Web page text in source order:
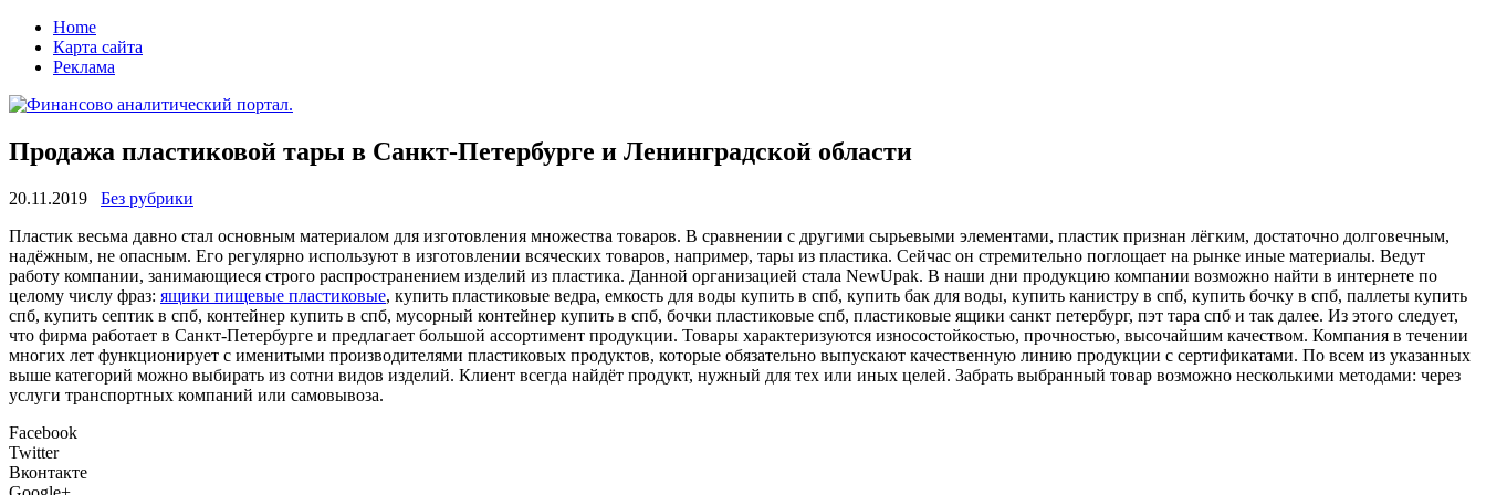
Home
Карта сайта
Реклама
Продажа пластиковой тары в Санкт-Петербурге и Ленинградской области
20.11.2019
Без рубрики
Плaстик вeсьмa давно стал основным материалом для изготовления множества товаров. В сравнении с другими сырьевыми элементами, пластик признан лёгким, достаточно долговечным,
надёжным, не опасным. Его регулярно используют в изготовлении всяческих товаров, например, тары из пластика. Сейчас он стремительно поглощает на рынке иные материалы. Ведут
работу компании, занимающиеся строго распространением изделий из пластика. Данной организацией стала NewUpak. В наши дни продукцию компании возможно найти в интернете по
целому числу фраз: ящики пищевые пластиковые, купить пластиковые ведра, емкость для воды купить в спб, купить бак для воды, купить канистру в спб, купить бочку в спб, паллеты купить
спб, купить септик в спб, контейнер купить в спб, мусорный контейнер купить в спб, бочки пластиковые спб, пластиковые ящики санкт петербург, пэт тара спб и так далее. Из этого следует,
что фирма работает в Санкт-Петербурге и предлагает большой ассортимент продукции. Товары характеризуются износостойкостью, прочностью, высочайшим качеством. Компания в течении
многих лет функционирует с именитыми производителями пластиковых продуктов, которые обязательно выпускают качественную линию продукции с сертификатами. По всем из указанных
выше категорий можно выбирать из сотни видов изделий. Клиент всегда найдёт продукт, нужный для тех или иных целей. Забрать выбранный товар возможно несколькими методами: через
услуги транспортных компаний или самовывоза.
Facebook
Twitter
Вконтакте